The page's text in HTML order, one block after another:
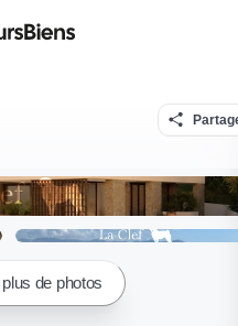
de photos